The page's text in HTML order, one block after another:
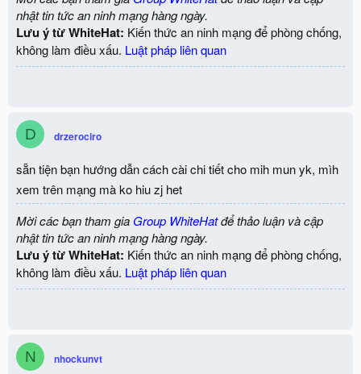
nhật tin tức an ninh mạng hàng ngày.
Lưu ý từ WhiteHat: Kiến thức an ninh mạng để phòng chống,
không làm điều xấu. Luật pháp liên quan
D drzerociro
sẵn tiện bạn hướng dẫn cách cài chi tiết cho mih mun yk, mìh
xem trên mạng mà ko hiu zj het
Mời các bạn tham gia Group WhiteHatđể thảo luận và cập
nhật tin tức an ninh mạng hàng ngày.
Lưu ý từ WhiteHat: Kiến thức an ninh mạng để phòng chống,
không làm điều xấu. Luật pháp liên quan
N nhockunvt